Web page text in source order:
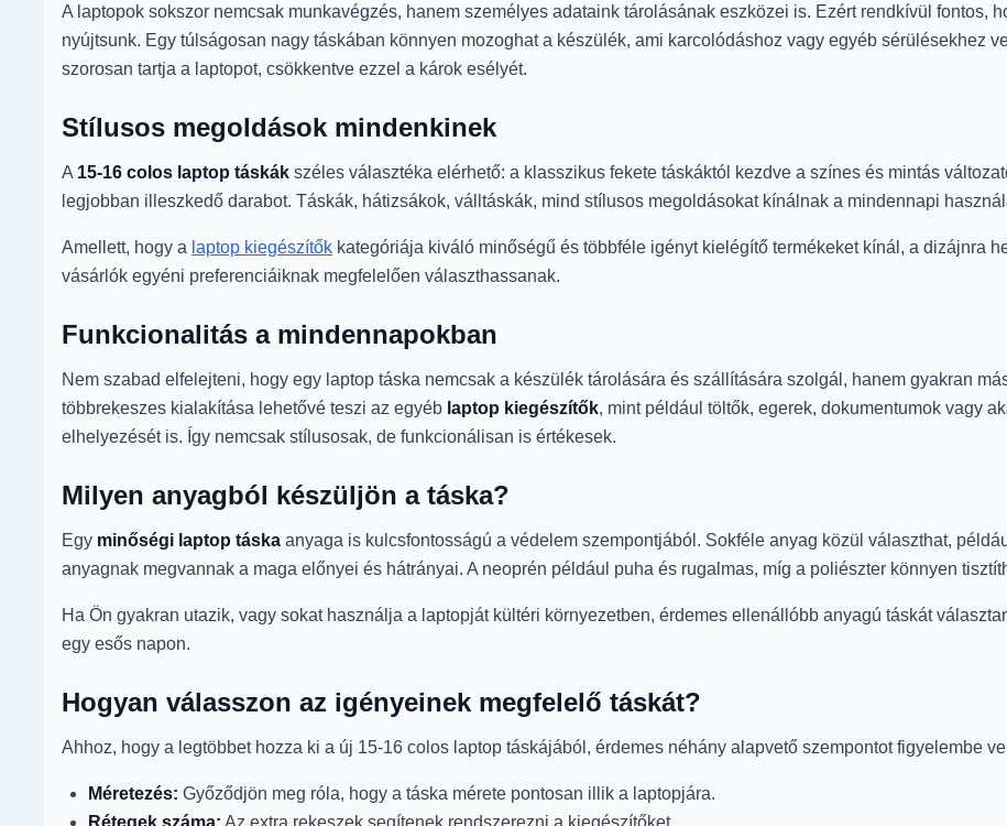
A laptopok sokszor nemcsak munkavégzés, hanem személyes adataink tárolásának eszközei is. Ezért rendkívül fontos,
nyújtsunk. Egy túlságosan nagy táskában könnyen mozoghat a készülék, ami karcolódáshoz vagy egyéb sérülésekhez
szorosan tartja a laptopot, csökkentve ezzel a károk esélyét.
Stílusos megoldások mindenkinek
A 15-16 colos laptop táskák széles választéka elérhető: a klasszikus fekete táskáktól kezdve a színes és mintás
legjobban illeszkedő darabot. Táskák, hátizsákok, válltáskák, mind stílusos megoldásokat kínálnak a mindennapi
Amellett, hogy a laptop kiegészítők kategóriája kiváló minőségű és többféle igényt kielégítő termékeket kínál, a dizájnra
vásárlók egyéni preferenciáiknak megfelelően választhassanak.
Funkcionalitás a mindennapokban
Nem szabad elfelejteni, hogy egy laptop táska nemcsak a készülék tárolására és szállítására szolgál, hanem gyakran
többrekeszes kialakítása lehetővé teszi az egyéb laptop kiegészítők, mint például töltők, egerek, dokumentumok vagy
elhelyezését is. Így nemcsak stílusosak, de funkcionálisan is értékesek.
Milyen anyagból készüljön a táska?
Egy minőségi laptop táska anyaga is kulcsfontosságú a védelem szempontjából. Sokféle anyag közül választhat,
anyagnak megvannak a maga előnyei és hátrányai. A neoprén például puha és rugalmas, míg a poliészter könnyen
Ha Ön gyakran utazik, vagy sokat használja a laptopját kültéri környezetben, érdemes ellenállóbb anyagú táskát
egy esős napon.
Hogyan válasszon az igényeinek megfelelő táskát?
Ahhoz, hogy a legtöbbet hozza ki a új 15-16 colos laptop táskájából, érdemes néhány alapvető szempontot figyelembe
Méretezés: Győződjön meg róla, hogy a táska mérete pontosan illik a laptopjára.
Rétegek száma: Az extra rekeszek segítenek rendszerezni a kiegészítőket.